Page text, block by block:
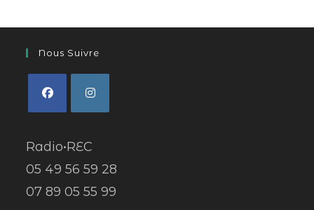
Nous Suivre
Radio•REC
05 49 56 59 28
07 89 05 55 99